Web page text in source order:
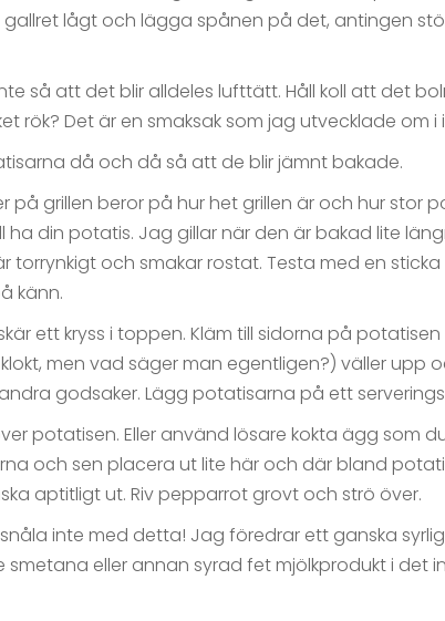
lågt och lägga spånen på det, antingen
så att det blir alldeles lufttätt. Håll koll att det
rök? Det är en smaksak som jag utvecklade om i
då och då så att de blir jämnt bakade.
på grillen beror på hur het grillen är och hur stor
ha din potatis. Jag gillar när den är bakad lite
torrynkigt och smakar rostat. Testa med en
känn.
ett kryss i toppen. Kläm till sidorna på
men vad säger man egentligen?) väller upp
godsaker. Lägg potatisarna på ett
potatisen. Eller använd lösare kokta ägg som
och sen placera ut lite här och där bland
aptitligt ut. Riv pepparrot grovt och strö över.
inte med detta! Jag föredrar ett ganska
smetana eller annan syrad fet mjölkprodukt i det